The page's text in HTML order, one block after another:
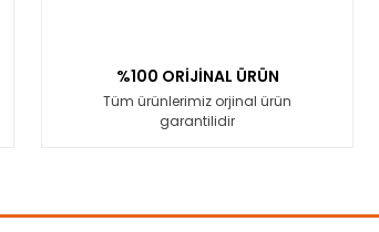
%100 ORİJİNAL ÜRÜN
Tüm ürünlerimiz orjinal ürün
garantilidir